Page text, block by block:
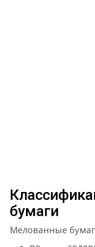
бумаги
Мелованные